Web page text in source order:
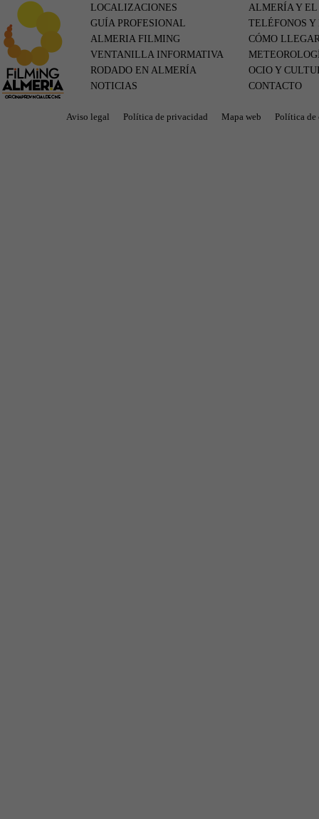
LOCALIZACIONES
GUÍA PROFESIONAL
ALMERIA FILMING
VENTANILLA INFORMATIVA
RODADO EN ALMERÍA
NOTICIAS
ALMERÍA Y EL
TELÉFONOS Y
CÓMO
OCIO Y
CONTACTO
Aviso legal Política de privacidad Mapa web Política de